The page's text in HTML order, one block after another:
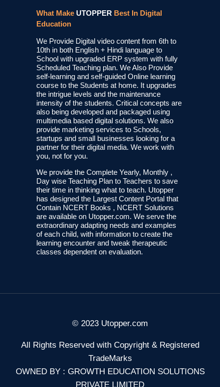
What Make UTOPPER Best In Digital
Education
We Provide Digital video content from 6th to
10th in both English + Hindi language to
School with upgraded ERP system with fully
Scheduled Teaching plan. We Also Provide
self-learning and self-guided Online learning
course to the Students at home. It upgrades
the intrigue levels and the maintenance
intensity of the students. Critical concepts are
also being developed and packaged using
multimedia based digital solutions. We also
provide marketing services to Schools,
startups and small businesses looking for a
partner for their digital media. We work with
you, not for you.
We provide the Complete Yearly, Monthly ,
Day wise Teaching Plan to Teachers to save
their time in thinking what to teach. Utopper
has designed the Largest Content Portal that
Contain NCERT Books , NCERT Solutions
are available on Utopper.com. We serve the
extraordinary adapting needs and examples
of each child, with information to create the
learning encounter and tweak therapeutic
classes dependent on evaluation.
© 2023 Utopper.com
All Rights Reserved with Copyright & Registered
TradeMarks
OWNED BY : GROWTH EDUCATION SOLUTIONS
PRIVATE LIMITED